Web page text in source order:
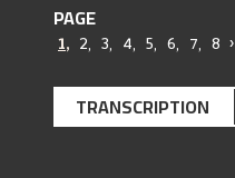
PAGE
1, 2, 3, 4, 5, 6, 7, 8 ›
TRANSCRIPTION